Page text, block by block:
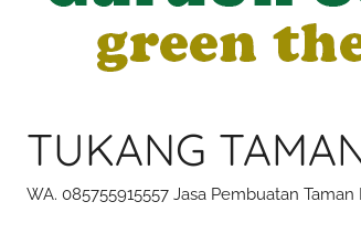
TUKANG
WA. 085755915557 Jasa Pembuatan